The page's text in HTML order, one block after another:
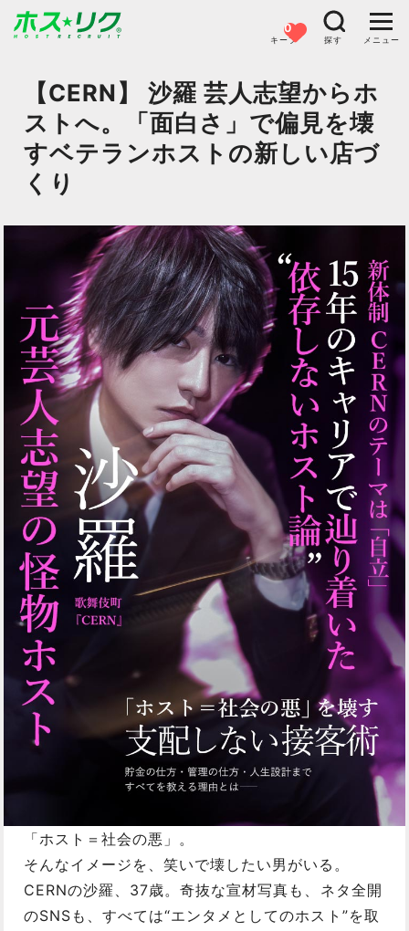
0
キープ 探す メニュー
【CERN】 沙羅 芸人志望からホ
ストへ。「面白さ」で偏見を壊
すベテランホストの新しい店づ
くり
「ホスト＝社会の悪」。
そんなイメージを、笑いで壊したい男がいる。
CERNの沙羅、37歳。奇抜な宣材写真も、ネタ全開
のSNSも、すべては“エンタメとしてのホスト”を取